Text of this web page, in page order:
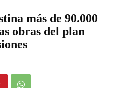
más de 90.000
obras del plan